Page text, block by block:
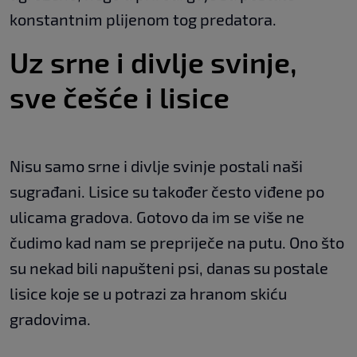
konstantnim plijenom tog predatora.
Uz srne i divlje svinje,
sve češće i lisice
Nisu samo srne i divlje svinje postali naši
sugrađani. Lisice su također često viđene po
ulicama gradova. Gotovo da im se više ne
čudimo kad nam se prepriječe na putu. Ono što
su nekad bili napušteni psi, danas su postale
lisice koje se u potrazi za hranom skiću
gradovima.